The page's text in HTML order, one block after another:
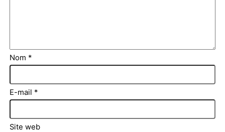
Nom *
E-mail *
Site web